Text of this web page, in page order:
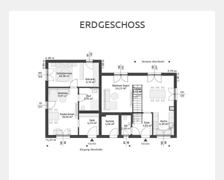
ERDGESCHOSS